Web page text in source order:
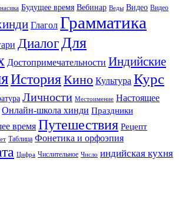
Будущее время Вебинар Веды Видео Видео
Глагол Грамматика
Диалог Для
Достопримечательности Индийские
ИсторияКино Культура Курс
Личности Местоимение Настоящее
Онлайн-школа хинди Праздники
время Путешествия Рецепт
Таблица Фонетика и орфоэпия
Цифра Числительное Число индийская кухня